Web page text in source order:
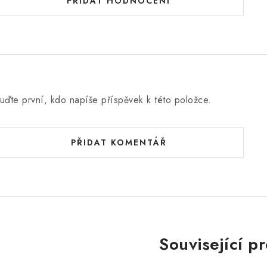
první, kdo napíše příspěvek k této položce.
PŘIDAT KOMENTÁŘ
Související